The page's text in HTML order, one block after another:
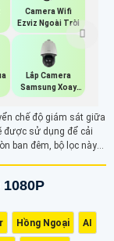
Camera Wifi
Ezviz Ngoài Trời
Lắp Camera
Samsung Xoay
360
chế độ giám sát giữa
được sử dụng để cải
ban đêm, bộ lọc này
1080P
Hồng Ngoại AI